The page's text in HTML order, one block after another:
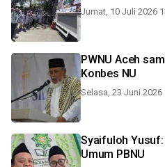
Jumat, 10 Juli 2026
PWNU Aceh
Konbes NU
Selasa, 23 Juni 2026
Syaifuloh Yusuf:
Umum PBNU